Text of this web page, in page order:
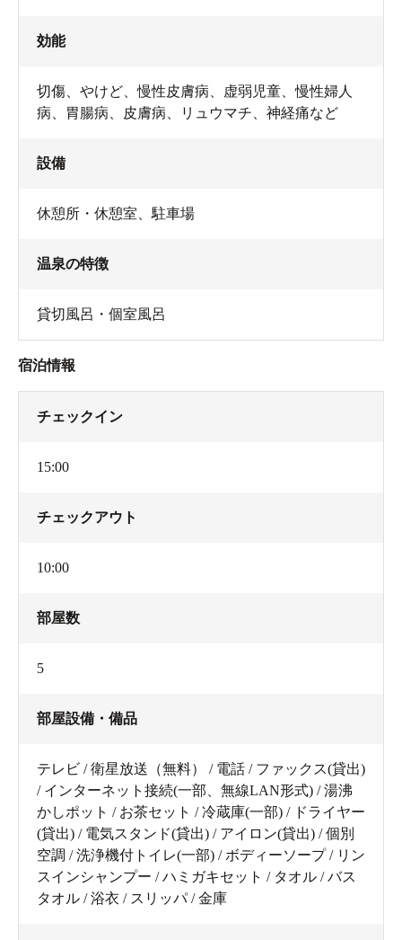
効能
切傷、やけど、慢性皮膚病、虚弱児童、慢性婦人
病、胃腸病、皮膚病、リュウマチ、神経痛など
設備
休憩所・休憩室 駐車場
温泉の特徴
貸切風呂・個室風呂
宿泊情報
チェックイン
15:00
チェックアウト
10:00
部屋数
5
部屋設備・備品
テレビ / 衛星放送（無料） / 電話 / ファックス(貸出)
/ インターネット接続(一部、無線LAN形式) / 湯沸
かしポット / お茶セット / 冷蔵庫(一部) / ドライヤー
(貸出) / 電気スタンド(貸出) / アイロン(貸出) / 個別
空調 / 洗浄機付トイレ(一部) / ボディーソープ / リン
スインシャンプー / ハミガキセット / タオル / バス
タオル / 浴衣 / スリッパ / 金庫